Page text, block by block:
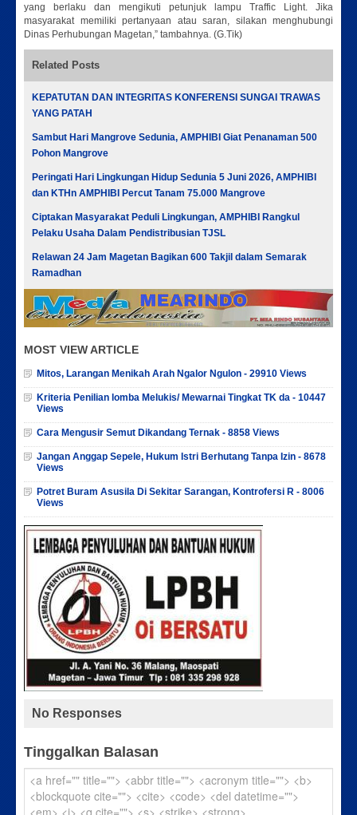
yang berlaku dan mengikuti petunjuk lampu Traffic Light. Jika
masyarakat memiliki pertanyaan atau saran, silakan menghubungi
Dinas Perhubungan Magetan,” tambahnya. (G.Tik)
Related Posts
KEPATUTAN DAN INTEGRITAS KONFERENSI SUNGAI TRAWAS
YANG PATAH
Sambut Hari Mangrove Sedunia, AMPHIBI Giat Penanaman 500
Pohon Mangrove
Peringati Hari Lingkungan Hidup Sedunia 5 Juni 2026, AMPHIBI
dan KTHn AMPHIBI Percut Tanam 75.000 Mangrove
Ciptakan Masyarakat Peduli Lingkungan, AMPHIBI Rangkul
Pelaku Usaha Dalam Pendistribusian TJSL
Relawan 24 Jam Magetan Bagikan 600 Takjil dalam Semarak
Ramadhan
MOST VIEW ARTICLE
Mitos, Larangan Menikah Arah Ngalor Ngulon - 29910 Views
Kriteria Penilian lomba Melukis/ Mewarnai Tingkat TK da - 10447
Views
Cara Mengusir Semut Dikandang Ternak - 8858 Views
Jangan Anggap Sepele, Hukum Istri Berhutang Tanpa Izin - 8678
Views
Potret Buram Asusila Di Sekitar Sarangan, Kontrofersi R - 8006
Views
No Responses
Tinggalkan Balasan